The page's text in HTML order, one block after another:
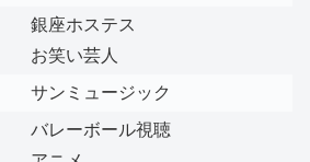
銀座ホステス
お笑い芸人
サンミュージック
バレーボール視聴